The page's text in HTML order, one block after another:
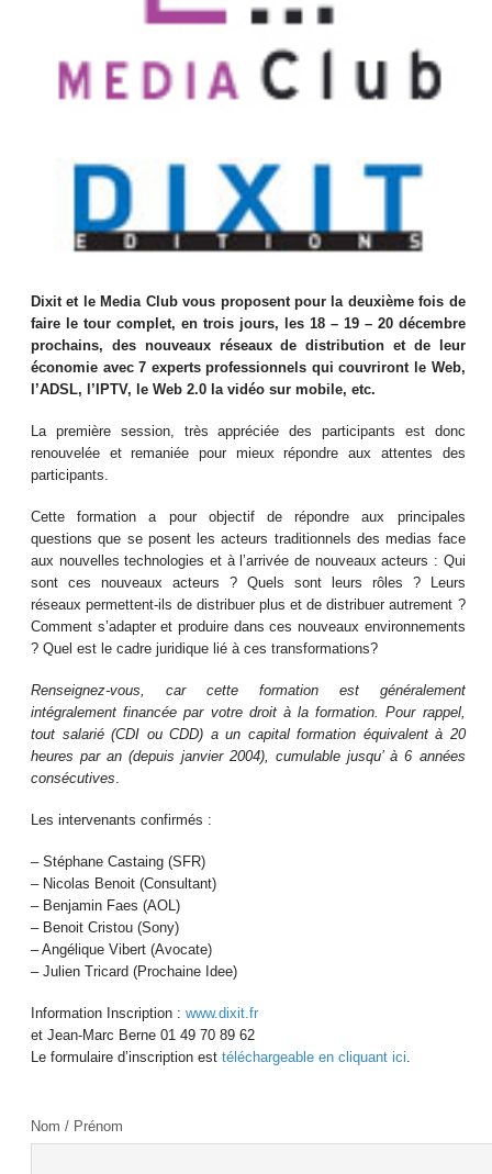
Dixit et le Media Club vous proposent pour la deuxième fois de
faire le tour complet, en trois jours, les 18 – 19 – 20 décembre
prochains, des nouveaux réseaux de distribution et de leur
économie avec 7 experts professionnels qui couvriront le Web,
l’ADSL, l’IPTV, le Web 2.0 la vidéo sur mobile, etc.
La première session, très appréciée des participants est donc
renouvelée et remaniée pour mieux répondre aux attentes des
participants.
Cette formation a pour objectif de répondre aux principales
questions que se posent les acteurs traditionnels des medias face
aux nouvelles technologies et à l’arrivée de nouveaux acteurs : Qui
sont ces nouveaux acteurs ? Quels sont leurs rôles ? Leurs
réseaux permettent-ils de distribuer plus et de distribuer autrement ?
Comment s’adapter et produire dans ces nouveaux environnements
? Quel est le cadre juridique lié à ces transformations?
Renseignez-vous, car cette formation est généralement
intégralement financée par votre droit à la formation. Pour rappel,
tout salarié (CDI ou CDD) a un capital formation équivalent à 20
heures par an (depuis janvier 2004), cumulable jusqu’ à 6 années
consécutives.
Les intervenants confirmés :
– Stéphane Castaing (SFR)
– Nicolas Benoit (Consultant)
– Benjamin Faes (AOL)
– Benoit Cristou (Sony)
– Angélique Vibert (Avocate)
– Julien Tricard (Prochaine Idee)
Information Inscription :www.dixit.fr
et Jean-Marc Berne 01 49 70 89 62
Le formulaire d’inscription esttéléchargeable en cliquant ici.
Nom / Prénom